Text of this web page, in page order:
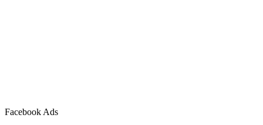
Facebook Ads